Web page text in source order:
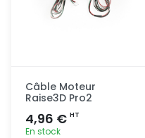
Câble Moteur
Raise3D Pro2
4,96 € HT
En stock